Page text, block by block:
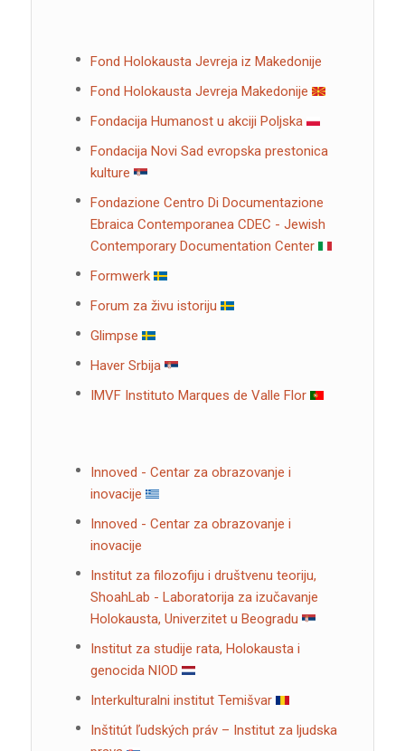
Fond Holokausta Jevreja iz Makedonije
Fond Holokausta Jevreja Makedonije
Fondacija Humanost u akciji Poljska
Fondacija Novi Sad evropska prestonica
kulture
Fondazione Centro Di Documentazione
Ebraica Contemporanea CDEC - Jewish
Contemporary Documentation Center
Formwerk
Forum za živu istoriju
Glimpse
Haver Srbija
IMVF Instituto Marques de Valle Flor
Innoved - Centar za obrazovanje i
inovacije
Innoved - Centar za obrazovanje i
inovacije
Institut za filozofiju i društvenu teoriju,
ShoahLab - Laboratorija za izučavanje
Holokausta, Univerzitet u Beogradu
Institut za studije rata, Holokausta i
genocida NIOD
Interkulturalni institut Temišvar
Inštitút ľudských práv – Institut za ljudska